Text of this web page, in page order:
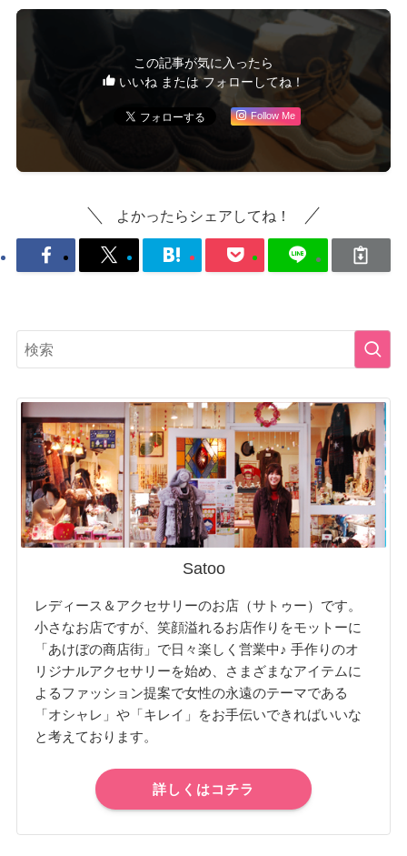
この記事が気に入ったら
いいね または フォローしてね！
Follow Me
よかったらシェアしてね！
Satoo
レディース＆アクセサリーのお店（サトゥー）です。
小さなお店ですが、笑顔溢れるお店作りをモットーに
「あけぼの商店街」で日々楽しく営業中♪ 手作りのオ
リジナルアクセサリーを始め、さまざまなアイテムに
よるファッション提案で女性の永遠のテーマである
「オシャレ」や「キレイ」をお手伝いできればいいな
と考えております。
詳しくはコチラ